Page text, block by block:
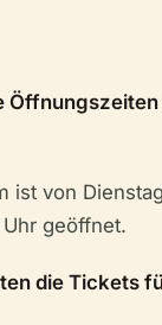
ist von
Uhr geöffnet.
die Tickets